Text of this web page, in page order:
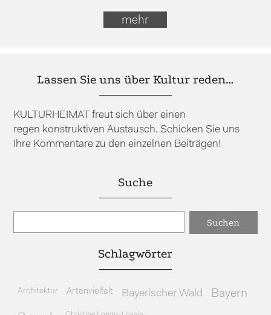
mehr
Lassen Sie uns über Kultur reden…
KULTURHEIMAT freut sich über einen
regen konstruktiven Austausch. Schicken Sie uns
Ihre Kommentare zu den einzelnen Beiträgen!
Suche
Schlagwörter
Architektur Artenvielfalt Bayerischer Wald Bayern